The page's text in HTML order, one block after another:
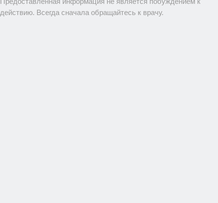
действию. Всегда сначала обращайтесь к врачу.